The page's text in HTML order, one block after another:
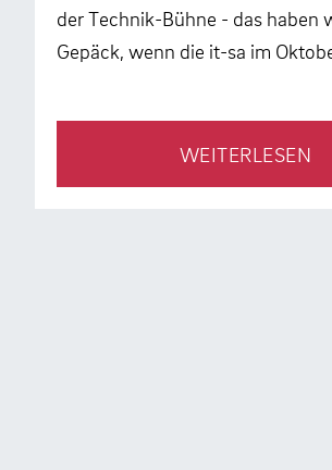
der Technik-Bühne - das haben
Gepäck, wenn die it-sa im
WEITERLESEN